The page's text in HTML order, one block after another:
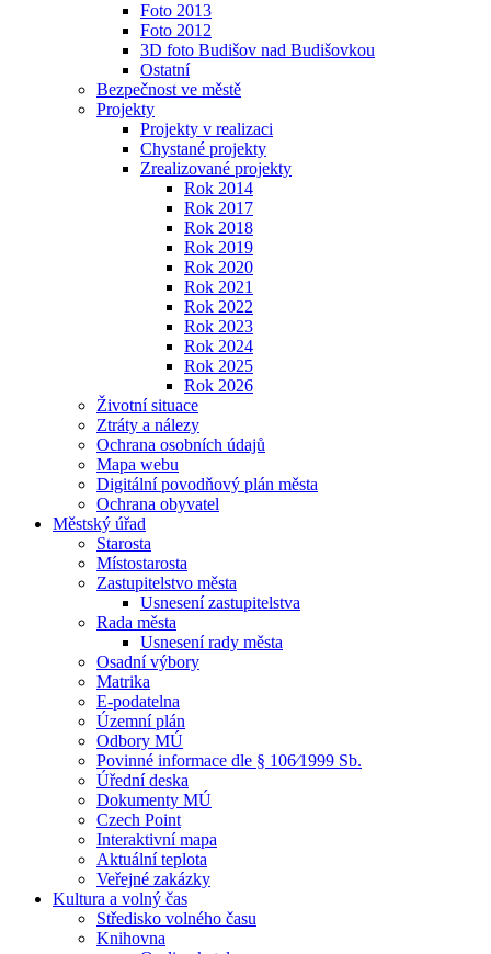
Foto 2013
Foto 2012
3D foto Budišov nad Budišovkou
Ostatní
Bezpečnost ve městě
Projekty
Projekty v realizaci
Chystané projekty
Zrealizované projekty
Rok 2014
Rok 2017
Rok 2018
Rok 2019
Rok 2020
Rok 2021
Rok 2022
Rok 2023
Rok 2024
Rok 2025
Rok 2026
Životní situace
Ztráty a nálezy
Ochrana osobních údajů
Mapa webu
Digitální povodňový plán města
Ochrana obyvatel
Městský úřad
Starosta
Místostarosta
Zastupitelstvo města
Usnesení zastupitelstva
Rada města
Usnesení rady města
Osadní výbory
Matrika
E-podatelna
Územní plán
Odbory MÚ
Povinné informace dle § 106⁄1999 Sb.
Úřední deska
Dokumenty MÚ
Czech Point
Interaktivní mapa
Aktuální teplota
Veřejné zakázky
Kultura a volný čas
Středisko volného času
Knihovna